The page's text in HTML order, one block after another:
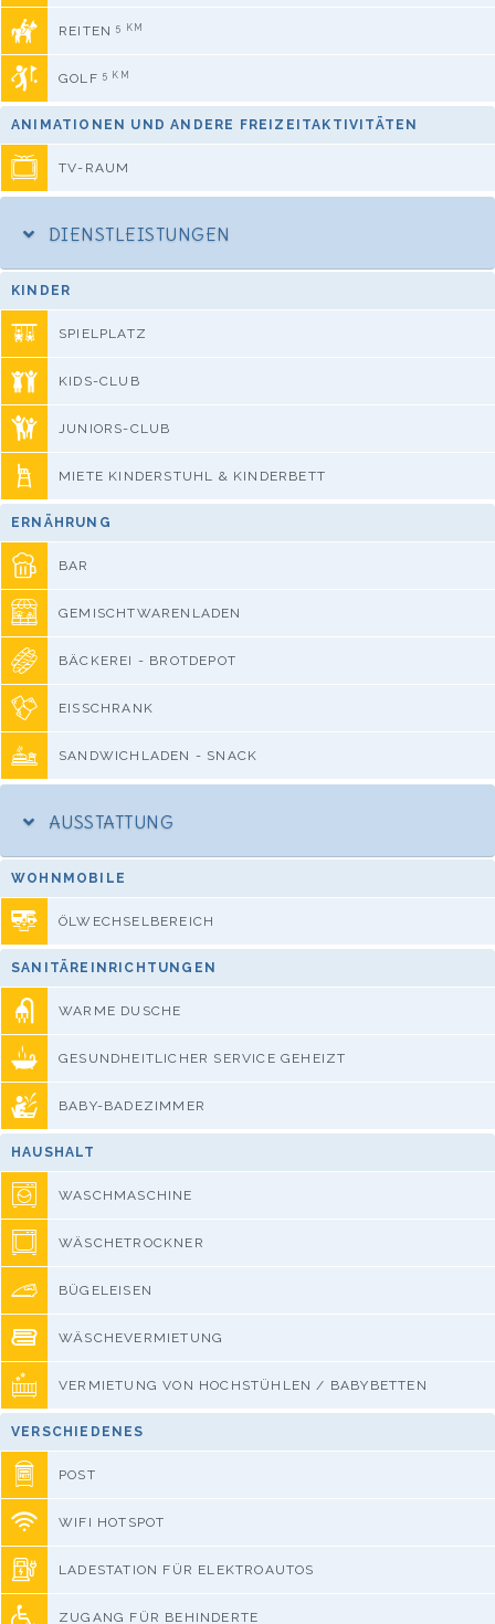
REITEN5 KM
GOLF 5 KM
ANIMATIONEN UND ANDERE FREIZEITAKTIVITÄTEN
TV-RAUM
DIENSTLEISTUNGEN
KINDER
SPIELPLATZ
KIDS-CLUB
JUNIORS-CLUB
MIETE KINDERSTUHL & KINDERBETT
ERNÄHRUNG
BAR
GEMISCHTWARENLADEN
BÄCKEREI - BROTDEPOT
EISSCHRANK
SANDWICHLADEN - SNACK
AUSSTATTUNG
WOHNMOBILE
ÖLWECHSELBEREICH
SANITÄREINRICHTUNGEN
WARME DUSCHE
GESUNDHEITLICHER SERVICE GEHEIZT
BABY-BADEZIMMER
HAUSHALT
WASCHMASCHINE
WÄSCHETROCKNER
BÜGELEISEN
WÄSCHEVERMIETUNG
VERMIETUNG VON HOCHSTÜHLEN / BABYBETTEN
VERSCHIEDENES
POST
WIFI HOTSPOT
LADESTATION FÜR ELEKTROAUTOS
ZUGANG FÜR BEHINDERTE